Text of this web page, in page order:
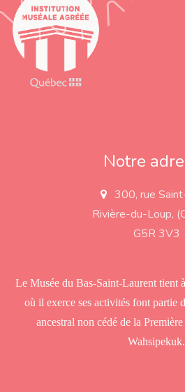
Notre
a
d
300, rue
Rivière-du-Loup,
G5R 3V3
Le Musée du Bas-Saint-Laurent tient
où il exerce ses activités font partie
ancestral non cédé de la
Wahsipekuk.